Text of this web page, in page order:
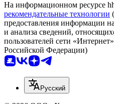
На информационном ресурсе
рекомендательные технологии
предоставления информации
и анализа сведений,
пользователей сети
Российской Федерации)
Русский